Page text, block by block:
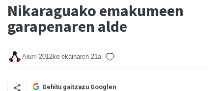
Nikaraguako emakumeen
garapenaren alde
Aiurri 2012ko ekainaren 21a
Gehitu gaitzazu Googlen